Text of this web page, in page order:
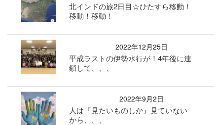
北インドの旅2日目☆ひたすら移動！
移動！移動！
2022年12月25日
平成ラストの伊勢水行が！4年後に連
鎖して、、、
2022年9月2日
人は『見たいものしか』見ていない
から、、、